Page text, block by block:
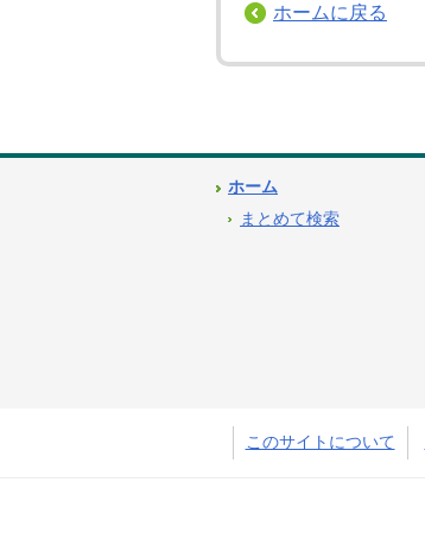
ホームに戻る
ホーム
まとめて検索
このサイトについて